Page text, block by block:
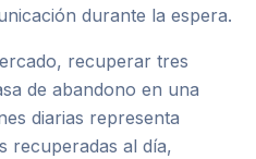
durante la espera.
recuperar tres
de abandono en una
diarias representa
recuperadas al día,